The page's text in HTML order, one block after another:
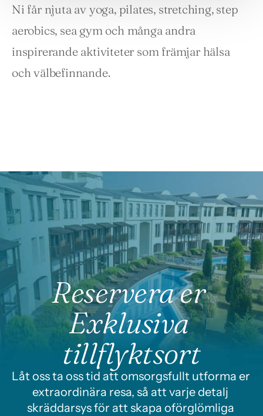
Ni får njuta av yoga, pilates, stretching, step
aerobics, sea gym och många andra
inspirerande aktiviteter som främjar hälsa
och välbefinnande.
Reservera er
Exklusiva
tillflyktsort
Låt oss ta oss tid att omsorgsfullt utforma er
extraordinära resa, så att varje detalj
skräddarsys för att skapa oförglömliga